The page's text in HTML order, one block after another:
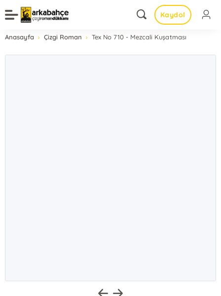
Kaydol
Anasayfa Çizgi Roman Tex No 710 - Mezcali Kuşatması